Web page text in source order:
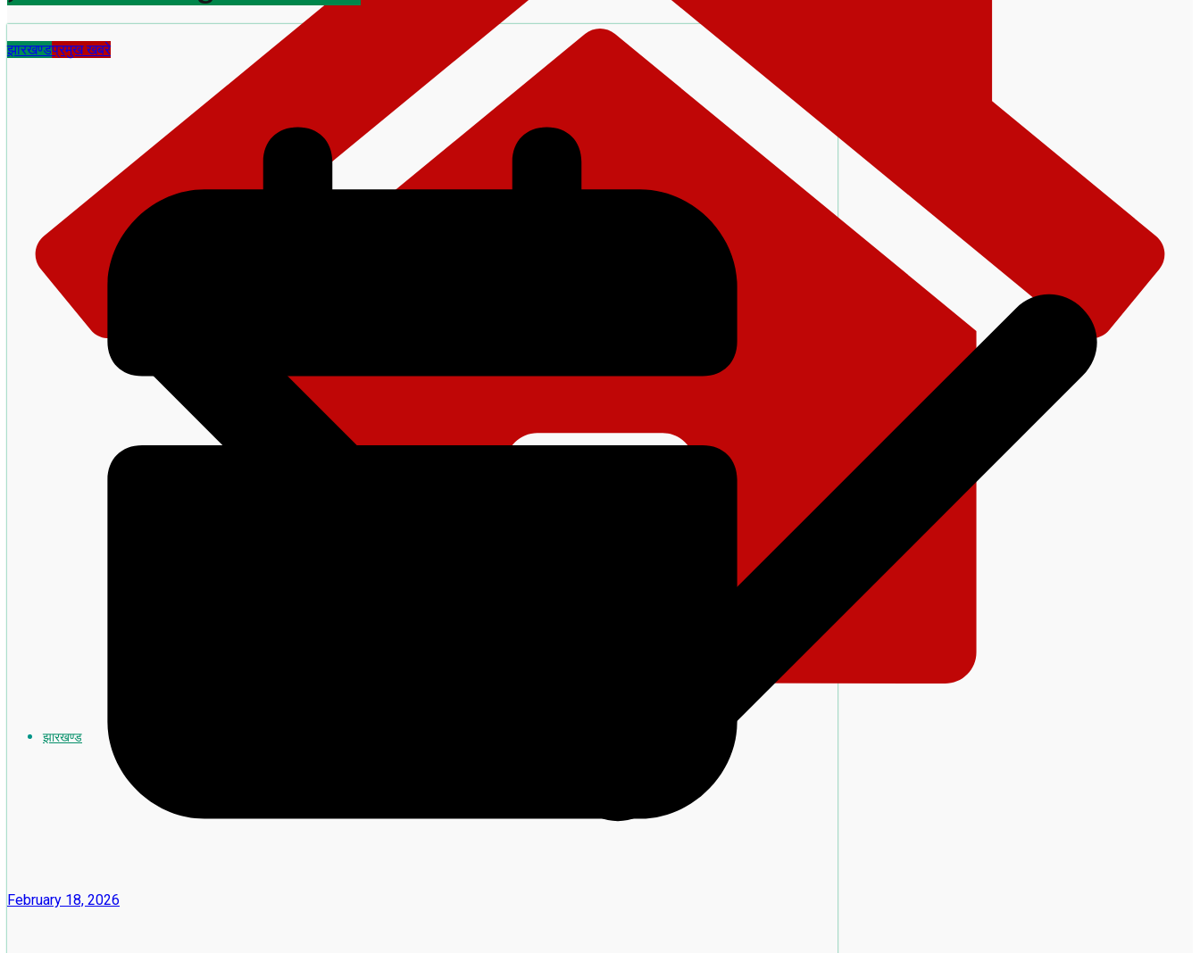
झारखण्ड
झारखण्डप्रमुख खबरे
February 18, 2026